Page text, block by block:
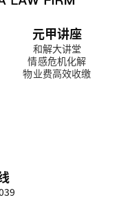
元甲讲座
和解大讲堂
情感危机化解
物业费高效收缴